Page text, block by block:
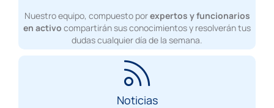
Nuestro equipo, compuesto porexpertos y funcionarios
en activo compartirán sus conocimientos y resolverán tus
dudas cualquier día de la semana.
Noticias